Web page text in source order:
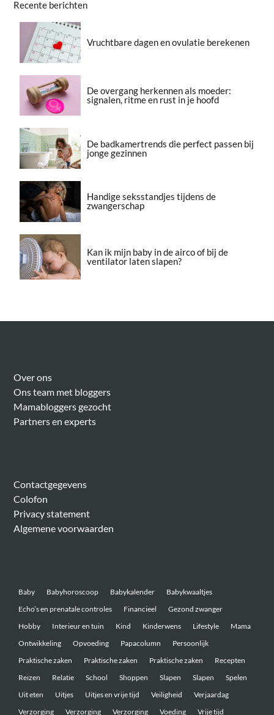
Recente berichten
Vruchtbare dagen en ovulatie berekenen
De overgang herkennen als moeder:
signalen, ritme en rust in je hoofd
De badkamertrends die perfect passen bij
jonge gezinnen
Handige seksstandjes tijdens de
zwangerschap
Kan ik mijn baby in de airco of bij de
ventilator laten slapen?
Over ons
Ons team met bloggers
Mamabloggers gezocht
Partners en experts
Contactgegevens
Colofon
Privacy statement
Algemene voorwaarden
Baby Babyhoroscoop Babykalender
Babykwaaltjes
Echo’s en prenatale controles
Financieel
Gezond zwanger
Hobby
Interieur en tuin Kind Kinderwens Lifestyle
Mama
Ontwikkeling
Opvoeding Papacolumn
Persoonlijk
Praktische zaken
Praktische zaken Praktische zaken
Recepten
Reizen
Relatie School Shoppen Slapen Slapen
Spelen
Uit eten
Uitjes Uitjes en vrije tijd Veiligheid
Verjaardag
Verzorging
Verzorging Verzorging Voeding Vrije tijd